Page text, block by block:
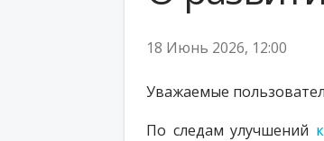
18 Июнь 2026, 12:00
Уважаемые
По следам улучшений